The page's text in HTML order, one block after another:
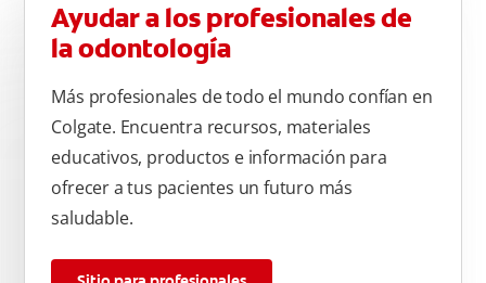
Ayudar a los profesionales de
la odontología
Más profesionales de todo el mundo confían en
Colgate. Encuentra recursos, materiales
educativos, productos e información para
ofrecer a tus pacientes un futuro más
saludable.